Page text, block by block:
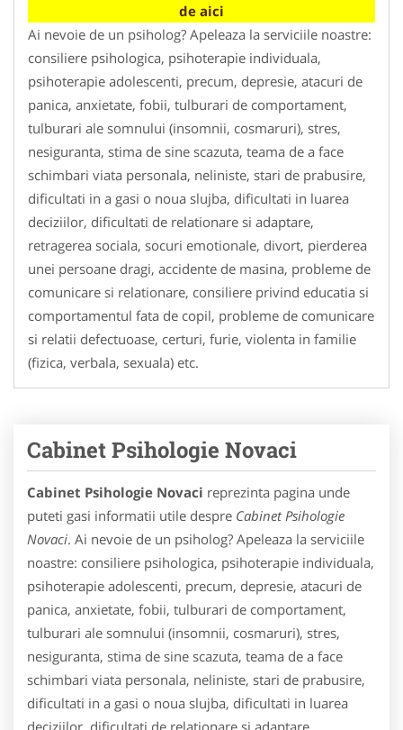
de aici
Ai nevoie de un psiholog? Apeleaza la serviciile noastre:
consiliere psihologica, psihoterapie individuala,
psihoterapie adolescenti, precum, depresie, atacuri de
panica, anxietate, fobii, tulburari de comportament,
tulburari ale somnului (insomnii, cosmaruri), stres,
nesiguranta, stima de sine scazuta, teama de a face
schimbari viata personala, neliniste, stari de prabusire,
dificultati in a gasi o noua slujba, dificultati in luarea
deciziilor, dificultati de relationare si adaptare,
retragerea sociala, socuri emotionale, divort, pierderea
unei persoane dragi, accidente de masina, probleme de
comunicare si relationare, consiliere privind educatia si
comportamentul fata de copil, probleme de comunicare
si relatii defectuoase, certuri, furie, violenta in familie
(fizica, verbala, sexuala) etc.
Cabinet Psihologie Novaci
Cabinet Psihologie Novaci reprezinta pagina unde
puteti gasi informatii utile despre Cabinet Psihologie
Novaci. Ai nevoie de un psiholog? Apeleaza la serviciile
noastre: consiliere psihologica, psihoterapie individuala,
psihoterapie adolescenti, precum, depresie, atacuri de
panica, anxietate, fobii, tulburari de comportament,
tulburari ale somnului (insomnii, cosmaruri), stres,
nesiguranta, stima de sine scazuta, teama de a face
schimbari viata personala, neliniste, stari de prabusire,
dificultati in a gasi o noua slujba, dificultati in luarea
deciziilor, dificultati de relationare si adaptare,